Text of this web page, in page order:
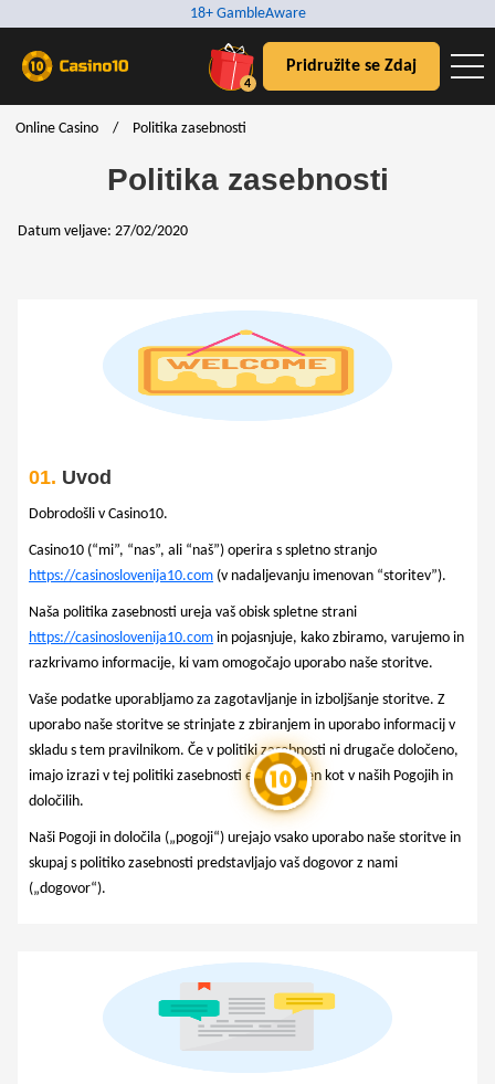
18+ GambleAware
4
Pridružite se Zdaj
Online Casino / Politika zasebnosti
Politika zasebnosti
Datum veljave: 27/02/2020
01. Uvod
Dobrodošli v Casino10.
Casino10 (“mi”, “nas”, ali “naš”) operira s spletno stranjo
https://casinoslovenija10.com (v nadaljevanju imenovan “storitev”).
Naša politika zasebnosti ureja vaš obisk spletne strani
https://casinoslovenija10.com in pojasnjuje, kako zbiramo, varujemo in
razkrivamo informacije, ki vam omogočajo uporabo naše storitve.
Vaše podatke uporabljamo za zagotavljanje in izboljšanje storitve. Z
uporabo naše storitve se strinjate z zbiranjem in uporabo informacij v
skladu s tem pravilnikom. Če v politiki zasebnosti ni drugače določeno,
imajo izrazi v tej politiki zasebnosti enak pomen kot v naših Pogojih in
določilih.
Naši Pogoji in določila („pogoji“) urejajo vsako uporabo naše storitve in
skupaj s politiko zasebnosti predstavljajo vaš dogovor z nami
(„dogovor“).